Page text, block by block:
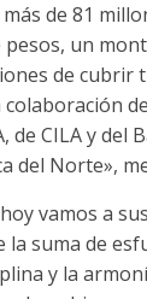
de 81
un
de cubrir
colaboración
de CILA y del
del Norte»,
vamos a
suma de
y la